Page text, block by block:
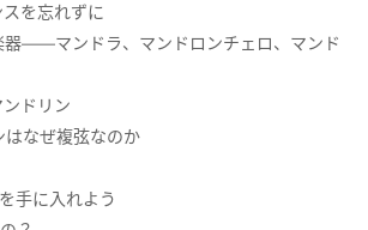
を忘れずに
器――マンドラ、マンドロンチェロ、マンド
ドリン
なぜ複弦なのか
手に入れよう